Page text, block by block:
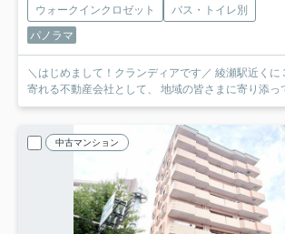
ウォークインクロゼット
バス・トイレ別
パノラマ
＼はじめまして！クランディアです／ 綾瀬駅近くに３店舗、気軽に立ち
寄れる不動産会社として、 地域の皆さまに寄り添っ
中古マンション